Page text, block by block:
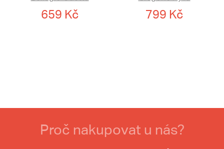
659 Kč 799 Kč
Proč nakupovat u nás?